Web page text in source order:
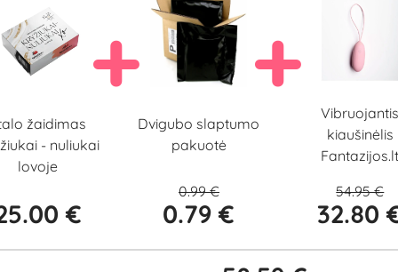
žaidimas
- nuliukai
lovoje
€
Dvigubo slaptumo
pakuotė
0.99 €
0.79 €
kiaušinėlis
54.95 €
32.80